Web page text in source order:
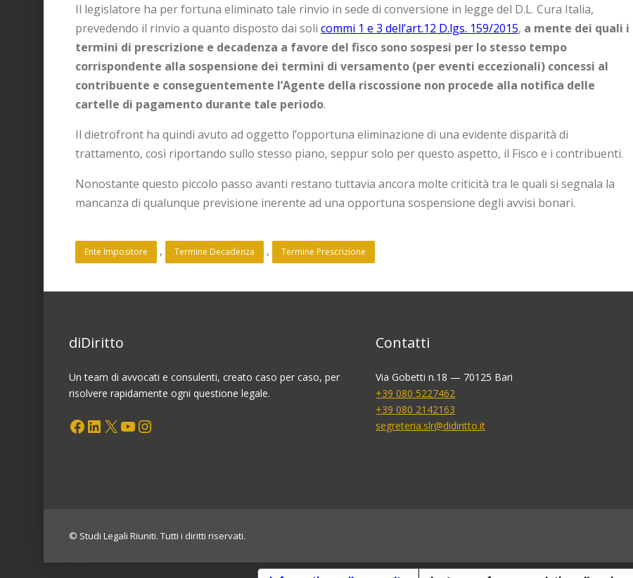
Il legislatore ha per fortuna eliminato tale rinvio in sede di conversione in legge del D.L. Cura Italia,
prevedendo il rinvio a quanto disposto dai soli commi 1 e 3 dell’art.12 D.lgs. 159/2015, a mente dei quali i
termini di prescrizione e decadenza a favore del fisco sono sospesi per lo stesso tempo
corrispondente alla sospensione dei termini di versamento (per eventi eccezionali) concessi al
contribuente e conseguentemente l’Agente della riscossione non procede alla notifica delle
cartelle di pagamento durante tale periodo.
Il dietrofront ha quindi avuto ad oggetto l’opportuna eliminazione di una evidente disparità di
trattamento, così riportando sullo stesso piano, seppur solo per questo aspetto, il Fisco e i contribuenti.
Nonostante questo piccolo passo avanti restano tuttavia ancora molte criticità tra le quali si segnala la
mancanza di qualunque previsione inerente ad una opportuna sospensione degli avvisi bonari.
Ente Impositore , Termine Decadenza , Termine Prescrizione
diDiritto
Un team di avvocati e consulenti, creato caso per caso, per
risolvere rapidamente ogni questione legale.
Facebook LinkedIn X YouTube Instagram
Contatti
Via Gobetti n.18 — 70125 Bari
+39 080 5227462
+39 080 2142163
segreteria.slr@didiritto.it
© Studi Legali Riuniti. Tutti i diritti riservati.